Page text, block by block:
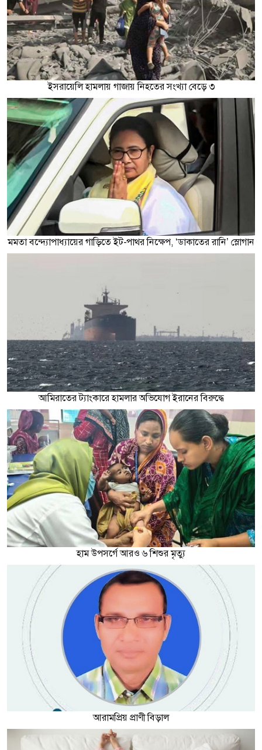
ইসরায়েলি হামলায় গাজায় নিহতের সংখ্যা বেড়ে ৩
মমতা বন্দ্যোপাধ্যায়ের গাড়িতে ইট-পাথর নিক্ষেপ, ‘ডাকাতের রানি’ স্লোগান
আমিরাতের ট্যাংকারে হামলার অভিযোগ ইরানের বিরুদ্ধে
হাম উপসর্গে আরও ৬ শিশুর মৃত্যু
আরামপ্রিয় প্রাণী বিড়াল